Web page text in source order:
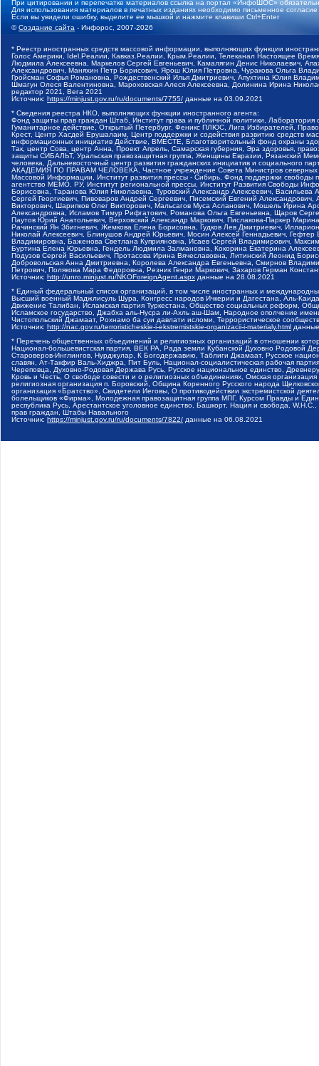
При цитировании и перепечатке материалов ссылка на портал «ИнфоШОС»
Для использования материалов в печатных изданиях необходимо письменное
Если вы увидели ошибку, выделите ее мышкой и нажмите клавиши Ctrl+Enter
©Создание сайта - Инфорос, 2007-2026
* Реестр иностранных средств массовой информации, выполняющих функции
Голос Америки, Idel.Реалии, Кавказ.Реалии, Крым.Реалии, Телеканал Настоящее
Людмила Алексеевна, Маркелов Сергей Евгеньевич, Камалягин Денис Николаевич,
Александрович, Маняхин Петр Борисович, Ярош Юлия Петровна, Чуракова Ольга
Гройсман Софья Романовна, Рождественский Илья Дмитриевич, Апухтина Юлия
Шмагун Олеся Валентиновна, Мароховская Алеся Алексеевна, Долинина Ирина
редактор 2021, Вега 2021
Источник: https://minjust.gov.ru/ru/documents/7755/ данные на 03.09.2021
* Сведения реестра НКО, выполняющих функции иностранного агента:
Фонд защиты прав граждан Штаб, Институт права и публичной политики,
Гуманитарное действие, Открытый Петербург, Феникс ПЛЮС, Лига Избирателей,
Крест, Центр Хасдей Ерушалаим, Центр поддержки и содействия развитию средств
информационных инициатив Действие, ВМЕСТЕ, Благотворительный фонд охраны
Так, центр Сова, центр Анна, Проект Апрель, Самарская губерния, Эра здоровья,
защиты СИБАЛЬТ, Уральская правозащитная группа, Женщины Евразии, Рязанский
человека, Дальневосточный центр развития гражданских инициатив и социального
АКАДЕМИЯ ПО ПРАВАМ ЧЕЛОВЕКА, Частное учреждение Совета Министров северных
Массовой Информации, Институт развития прессы - Сибирь, Фонд поддержки
агентство МЕМО. РУ, Институт региональной прессы, Институт Развития Свободы
Борисовна, Таранова Юлия Николаевна, Туровский Александр Алексеевич,
Сергей Георгиевич, Пивоваров Андрей Сергеевич, Писемский Евгений
Викторович, Шарипков Олег Викторович, Мальсагов Муса Асланович, Мошель Ирина
Александровна, Исламов Тимур Рифгатович, Романова Ольга Евгеньевна, Щаров
Паутов Юрий Анатольевич, Верховский Александр Маркович, Пислакова-Паркер
Рачинский Ян Збигневич, Жемкова Елена Борисовна, Гудков Лев Дмитриевич,
Николай Алексеевич, Блинушов Андрей Юрьевич, Мосин Алексей Геннадьевич,
Владимировна, Баженова Светлана Куприяновна, Исаев Сергей Владимирович,
Буртина Елена Юрьевна, Гендель Людмила Залмановна, Кокорина Екатерина
Подузов Сергей Васильевич, Протасова Ирина Вячеславовна, Литинский Леонид
Добровольская Анна Дмитриевна, Королева Александра Евгеньевна, Смирнов
Петрович, Полякова Мара Федоровна, Резник Генри Маркович, Захаров Герман
Источник: http://unro.minjust.ru/NKOForeignAgent.aspx данные на 28.08.2021
* Единый федеральный список организаций, в том числе иностранных и
Высший военный Маджлисуль Шура, Конгресс народов Ичкерии и Дагестана, Аль-
Движение Талибан, Исламская партия Туркестана, Общество социальных реформ,
Исламское государство, Джабха аль-Нусра ли-Ахль аш-Шам, Народное ополчение
Чистопольский Джамаат, Рохнамо ба суи давлати исломи, Террористическое
Источник: http://nac.gov.ru/terroristicheskie-i-ekstremistskie-organizacii-i-materialy.html
* Перечень общественных объединений и религиозных организаций в отношении
Национал-большевистская партия, ВЕК РА, Рада земли Кубанской Духовно Родовой
Староверов-Инглингов, Нурджулар, К Богодержавию, Таблиги Джамаат, Русское
славян, Ат-Такфир Валь-Хиджра, Пит Буль, Национал-социалистическая рабочая
Череповца, Духовно-Родовая Держава Русь, Русское национальное единство,
Кровь и Честь, О свободе совести и о религиозных объединениях, Омская
религиозная организация п. Боровский, Община Коренного Русского народа
организация «Братство», Свидетели Иеговы, О противодействии экстремистской
болельщиков «Фирма», Молодежная правозащитная группа МПГ, Курсом Правды и
республика Русь, Арестантское уголовное единство, Башкорт, Нация и свобода,
прав граждан, Штабы Навального
Источник: https://minjust.gov.ru/ru/documents/7822/ данные на 06.08.2021